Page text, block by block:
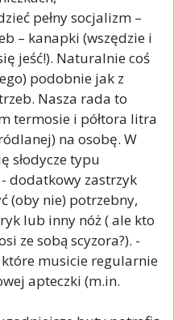
pełny socjalizm –
– kanapki (wszędzie i
jeść!). Naturalnie coś
podobnie jak z
Nasza rada to
termosie i półtora litra
na osobę. W
słodycze typu
dodatkowy zastrzyk
(oby nie) potrzebny,
lub inny nóż ( ale kto
ze sobą scyzora?). -
musicie regularnie
apteczki (m.in.